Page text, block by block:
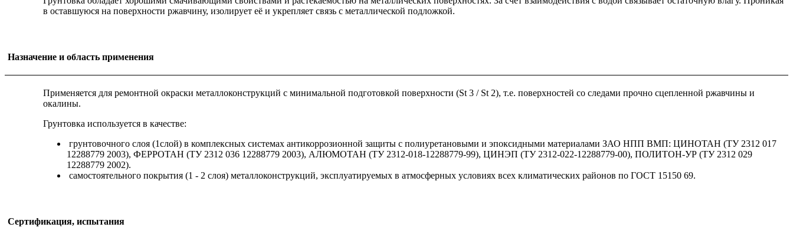
в оставшуюся на поверхности ржавчину, изолирует её и укрепляет связь с металлической подложкой.
Назначение и область применения
Применяется для ремонтной окраски металлоконструкций с минимальной подготовкой поверхности (St 3 / St 2), т.е. поверхностей со следами прочно сцепленной ржавчины и
окалины.
Грунтовка используется в качестве:
грунтовочного слоя (1слой) в комплексных системах антикоррозионной защиты с полиуретановыми и эпоксидными материалами ЗАО НПП ВМП: ЦИНОТАН (ТУ 2312 017
12288779 2003), ФЕРРОТАН (ТУ 2312 036 12288779 2003), АЛЮМОТАН (ТУ 2312-018-12288779-99), ЦИНЭП (ТУ 2312-022-12288779-00), ПОЛИТОН-УР (ТУ 2312 029
12288779 2002).
самостоятельного покрытия (1 - 2 слоя) металлоконструкций, эксплуатируемых в атмосферных условиях всех климатических районов по ГОСТ 15150 69.
Сертификация, испытания